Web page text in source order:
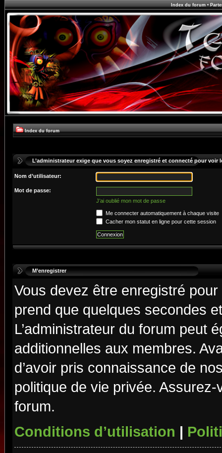
Index du forum•
Index du forum
L’administrateur exige que vous soyez enregistré et connecté pour voir
Nom d’utilisateur:
Mot de passe:
J’ai oublié mon mot de passe
Me connecter automatiquement à chaque visite
Cacher mon statut en ligne pour cette session
M’enregistrer
Vous devez être enregistré
prend que quelques secondes
L’administrateur du forum peut
additionnelles aux membres.
d’avoir pris connaissance de
politique de vie privée.
forum.
Conditions d’utilisation |